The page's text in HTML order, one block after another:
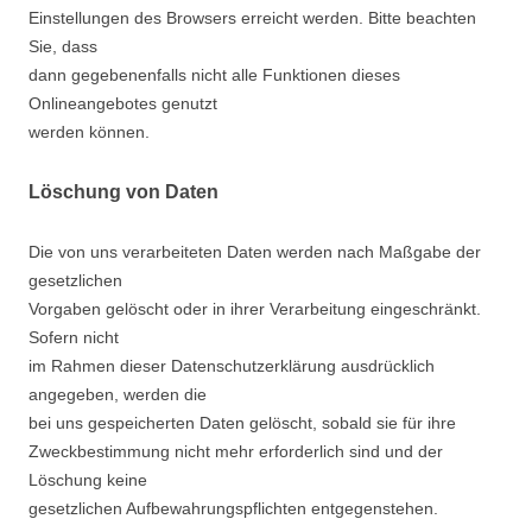
Einstellungen des Browsers erreicht werden. Bitte beachten
Sie, dass
dann gegebenenfalls nicht alle Funktionen dieses
Onlineangebotes genutzt
werden können.
Löschung von Daten
Die von uns verarbeiteten Daten werden nach Maßgabe der
gesetzlichen
Vorgaben gelöscht oder in ihrer Verarbeitung eingeschränkt.
Sofern nicht
im Rahmen dieser Datenschutzerklärung ausdrücklich
angegeben, werden die
bei uns gespeicherten Daten gelöscht, sobald sie für ihre
Zweckbestimmung nicht mehr erforderlich sind und der
Löschung keine
gesetzlichen Aufbewahrungspflichten entgegenstehen.